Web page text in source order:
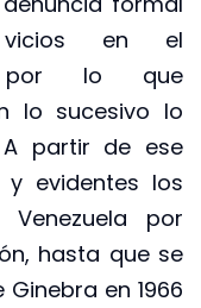
vicios en el
por lo que
lo sucesivo lo
A partir de ese
evidentes los
por
hasta que se
en 1966